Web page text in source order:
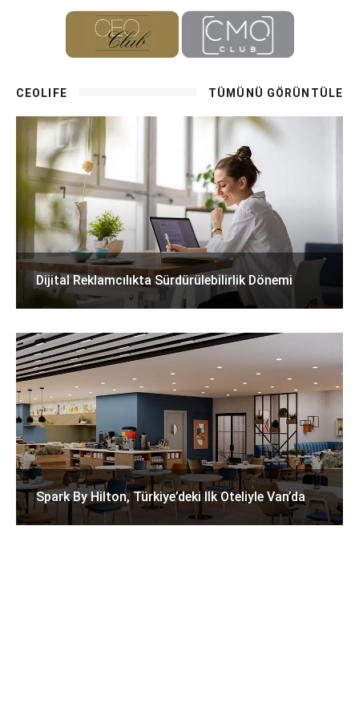
CEOLIFE TÜMÜNÜ GÖRÜNTÜLE
Dijital Reklamcılıkta Sürdürülebilirlik Dönemi
Spark By Hilton, Türkiye’deki Ilk Oteliyle Van’da